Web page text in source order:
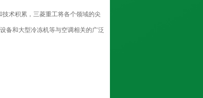
技术积累，三菱重工将各个领域的尖
备和大型冷冻机等与空调相关的广泛